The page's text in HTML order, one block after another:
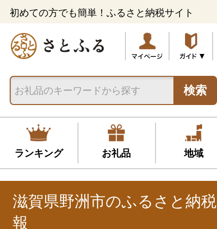
初めての方でも簡単！ふるさと納税サイト
検索
ランキング お礼品 地域
滋賀県野洲市のふるさと納
報